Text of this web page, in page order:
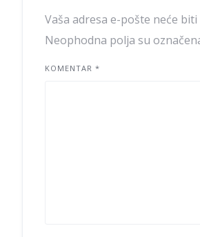
Vaša adresa e-pošte neće
Neophodna polja su
KOMENTAR *